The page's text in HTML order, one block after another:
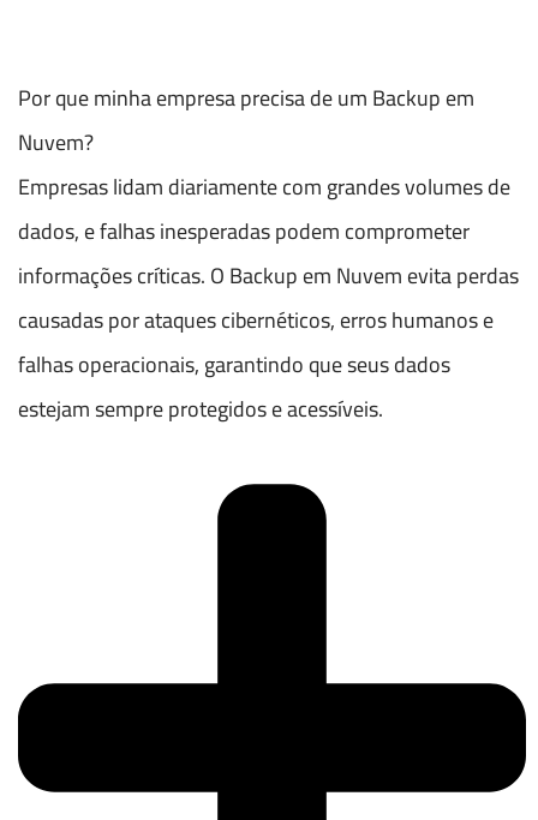
Por que minha empresa precisa de um Backup em
Nuvem?
Empresas lidam diariamente com grandes volumes de
dados, e falhas inesperadas podem comprometer
informações críticas. O Backup em Nuvem evita perdas
causadas por ataques cibernéticos, erros humanos e
falhas operacionais, garantindo que seus dados
estejam sempre protegidos e acessíveis.